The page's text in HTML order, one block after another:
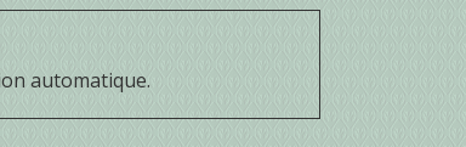
automatique.